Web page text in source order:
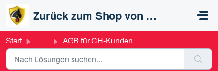
Zum hauptsächlichen Inhalt gehen
Zurück zum Shop von ANIMAL-LIGHT
Start ... AGB für CH-Kunden